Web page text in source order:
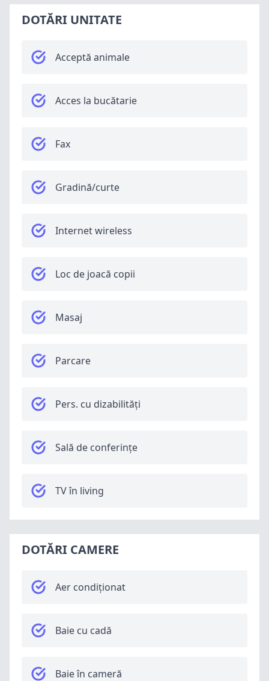
DOTĂRI UNITATE
Acceptă animale
Acces la bucătarie
Fax
Gradină/curte
Internet wireless
Loc de joacă copii
Masaj
Parcare
Pers. cu dizabilități
Sală de conferințe
TV în living
DOTĂRI CAMERE
Aer condiționat
Baie cu cadă
Baie în cameră